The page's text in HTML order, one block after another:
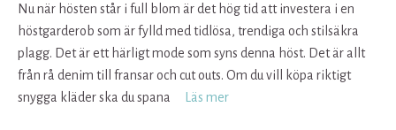
Nu när hösten står i full blom är det hög tid att investera i en
höstgarderob som är fylld med tidlösa, trendiga och stilsäkra
plagg. Det är ett härligt mode som syns denna höst. Det är allt
från rå denim till fransar och cut outs. Om du vill köpa riktigt
snygga kläder ska du spana
Läs mer